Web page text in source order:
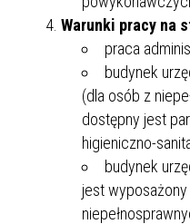
Warunki pracy na
praca
budynek
(dla osób z
dostępny jest
higieniczno-
budynek
jest